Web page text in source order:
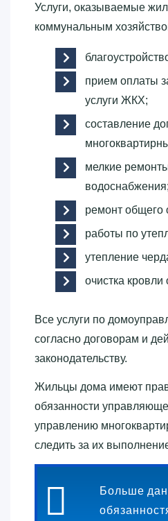
Услуги, оказываемые
коммунальным
прием оплаты
услуги ЖКХ;
составление
мелкие
водоснабжения;
ремонт общего
работы по
утепление
очистка кровли
Все услуги по
согласно договорам и
законодательству.
Жильцы дома имеют
обязанности
управлению
следить за их
Больше